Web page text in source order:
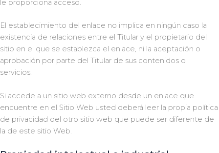
le proporciona acceso.
El establecimiento del enlace no implica en ningún caso la
existencia de relaciones entre el Titular y el propietario del
sitio en el que se establezca el enlace, ni la aceptación o
aprobación por parte del Titular de sus contenidos o
servicios.
Si accede a un sitio web externo desde un enlace que
encuentre en el Sitio Web usted deberá leer la propia política
de privacidad del otro sitio web que puede ser diferente de
la de este sitio Web.